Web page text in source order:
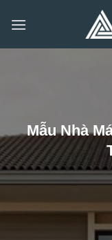
qua
Mẫu Nhà